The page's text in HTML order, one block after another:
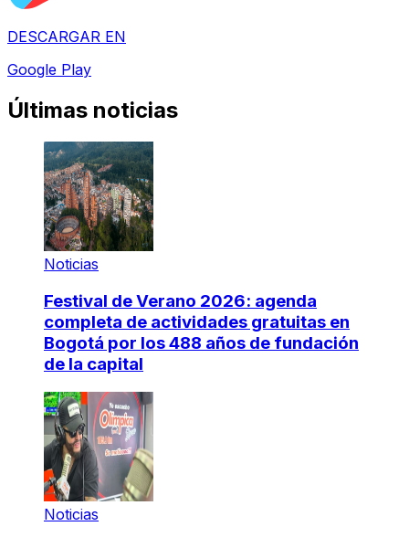
DESCARGAR EN
Google Play
Últimas noticias
Noticias
Festival de Verano 2026: agenda
completa de actividades gratuitas en
Bogotá por los 488 años de fundación
de la capital
Noticias